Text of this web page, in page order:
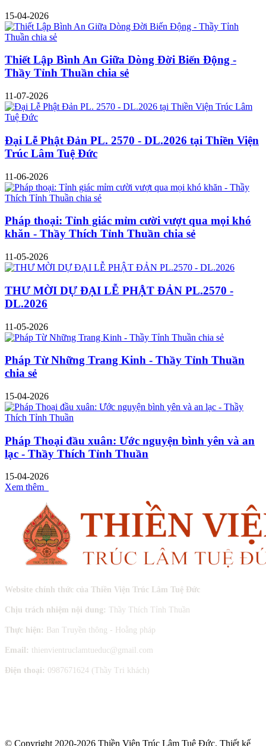
15-04-2026
Thiết Lập Bình An Giữa Dòng Đời Biến Động -
Thầy Tỉnh Thuần chia sẻ
11-07-2026
Đại Lễ Phật Đản PL. 2570 - DL.2026 tại Thiền Viện
Trúc Lâm Tuệ Đức
11-06-2026
Pháp thoại: Tỉnh giác mỉm cười vượt qua mọi khó
khăn - Thầy Thích Tỉnh Thuần chia sẻ
11-05-2026
THƯ MỜI DỰ ĐẠI LỄ PHẬT ĐẢN PL.2570 -
DL.2026
11-05-2026
Pháp Từ Những Trang Kinh - Thầy Tỉnh Thuần
chia sẻ
15-04-2026
Pháp Thoại đầu xuân: Ước nguyện bình yên và an
lạc - Thầy Thích Tỉnh Thuần
15-04-2026
Xem thêm
Website chính thức của Thiền Viện Trúc Lâm Tuệ Đức
Chịu trách nhiệm nội dung: Thầy Thích Tỉnh Thuần
Thực hiện: Ban Truyền thông - Hoằng pháp
Email: thienvientruclamtueduc@gmail.com
Điện thoại: 0987671624 (Thầy Tri khách)
© Copyright 2020-2026 Thiền Viện Trúc Lâm Tuệ Đức. Thiết kế